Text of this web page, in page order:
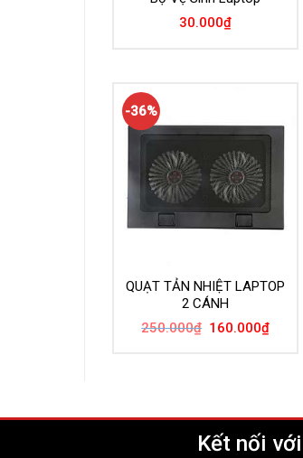
30.000₫
-36%
QUẠT TẢN NHIỆT LAPTOP
2 CÁNH
250.000₫ Giá
160.000₫Giá
hiện
Kết nối